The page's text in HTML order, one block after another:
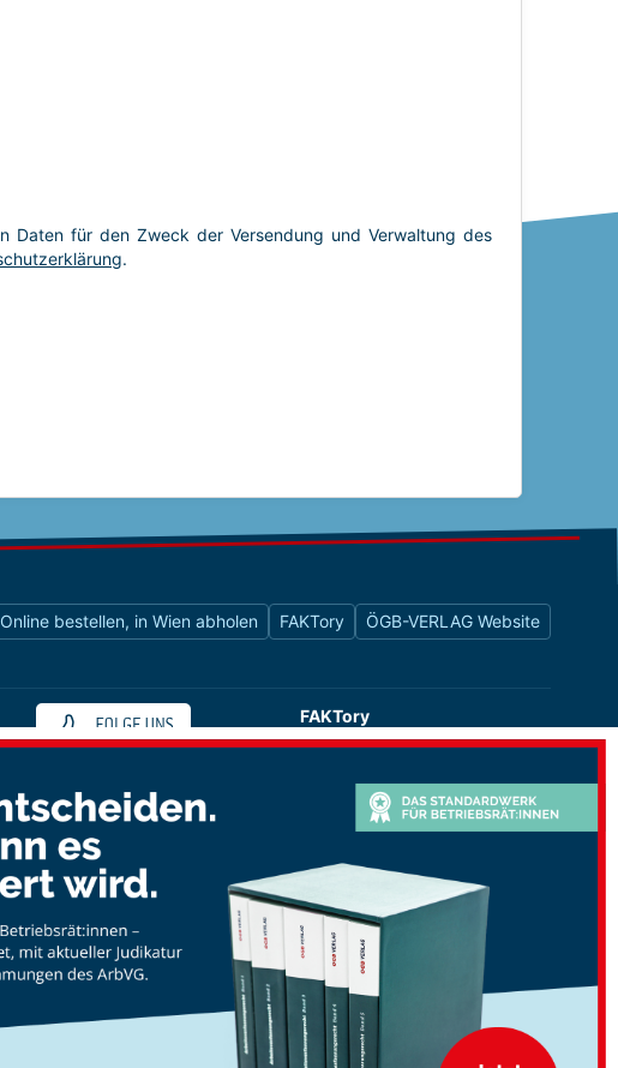
Online bestellen, in Wien abholen FAKTory ÖGB-VERLAG Website
FAKTory
Buchhandlung des ÖGB-Verlags
1010 Wien
Tel: 01 / 405 49 98 / 99132
Fax: 01 / 405 49 98 / 99136
Öffnungszeiten:
Montag bis Freitag
9:00 - 18:00 Uhr
durchgehend